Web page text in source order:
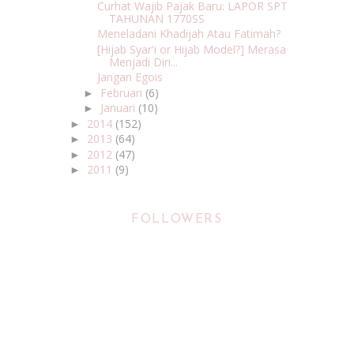
Curhat Wajib Pajak Baru: LAPOR SPT
TAHUNAN 1770SS
Meneladani Khadijah Atau Fatimah?
[Hijab Syar'i or Hijab Model?] Merasa
Menjadi Diri...
Jangan Egois
► Februari (6)
► Januari (10)
► 2014 (152)
► 2013 (64)
► 2012 (47)
► 2011 (9)
FOLLOWERS